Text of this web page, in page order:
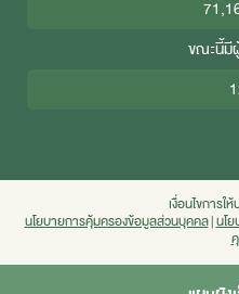
ขณะนี้มี
เงื่อนไขการใ
นโยบายการคุ้มครองข้อมูลส่วนบุคคล|นโ